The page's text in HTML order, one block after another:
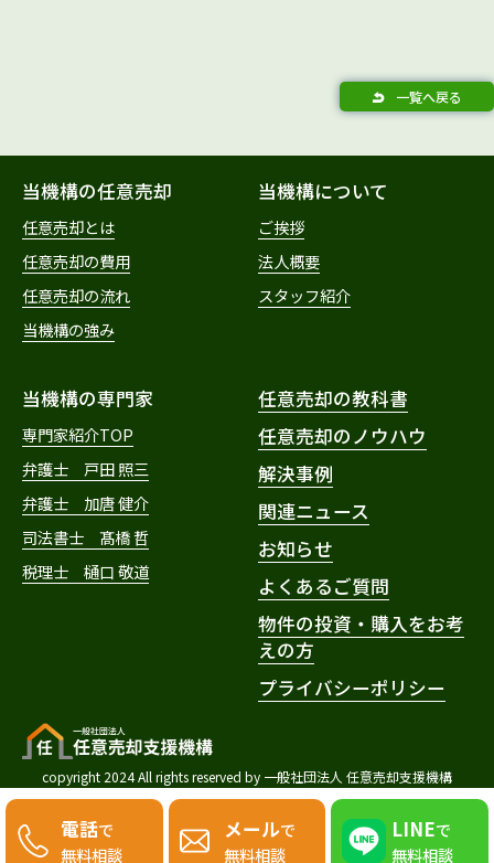
電話で
無料相談
メールで
無料相談
LINEで
無料相談
一覧へ戻る
当機構の任意売却
任意売却とは
任意売却の費用
任意売却の流れ
当機構の強み
当機構について
ご挨拶
法人概要
スタッフ紹介
当機構の専門家
専門家紹介TOP
弁護士 戸田 照三
弁護士 加唐 健介
司法書士 髙橋 哲
税理士 樋口 敬道
任意売却の教科書
任意売却のノウハウ
解決事例
関連ニュース
お知らせ
よくあるご質問
物件の投資・購入をお考
えの方
プライバシーポリシー
copyright 2024 All rights reserved by 一般社団法人 任意売却支援機構